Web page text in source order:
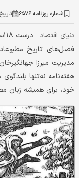
شماره روزنامه:۶۵۷۶
دنیای اقتصاد :
فصل‌های تاریخ
مدیریت میرزا
هفته‌نامه نه‌تنها
خود، برای همیشه زبان